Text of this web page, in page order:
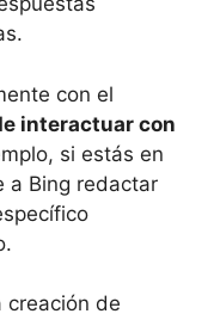
con el
interactuar con
si estás en
a Bing redactar
creación de